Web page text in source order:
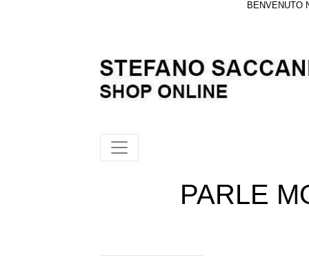
BENVENUTO
PARLE